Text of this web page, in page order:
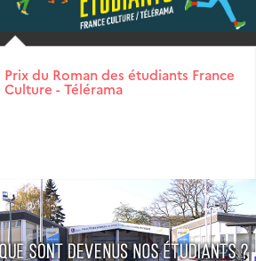
Prix du Roman des étudiants France
Culture - Télérama